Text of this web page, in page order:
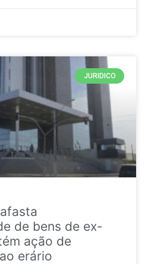
JURIDICO
de bens de ex-
ação de
erário